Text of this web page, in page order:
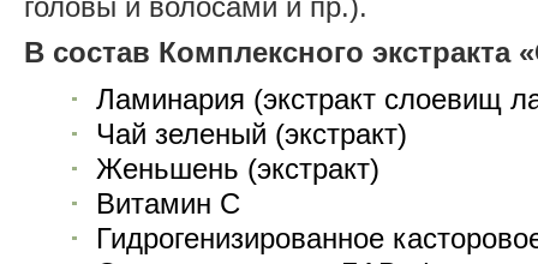
В состав Комплексного экстракта
Ламинария (экстракт слоевищ
Чай зеленый (экстракт)
Женьшень (экстракт)
Витамин С
Гидрогенизированное